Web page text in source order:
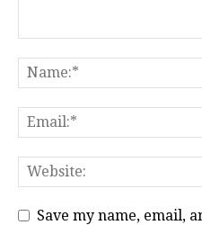
Save my name, email,